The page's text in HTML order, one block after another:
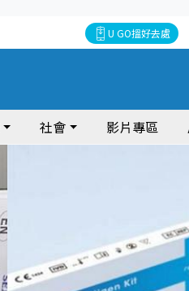
U GO搵好去處
社會 影片專區